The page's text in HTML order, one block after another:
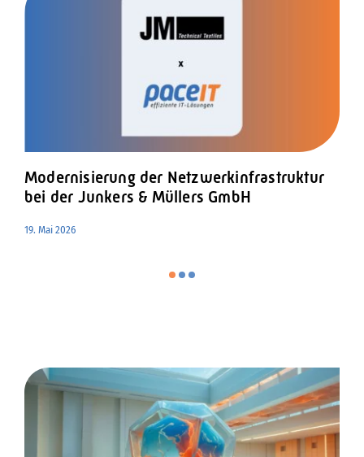
Modernisierung der Netzwerkinfrastruktur
bei der ​Junkers & Müllers GmbH
19. Mai 2026
für Die
HODEY KG